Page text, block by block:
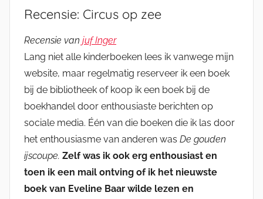
Recensie: Circus op zee
Recensie van juf Inger
Lang niet alle kinderboeken lees ik vanwege mijn
website, maar regelmatig reserveer ik een boek
bij de bibliotheek of koop ik een boek bij de
boekhandel door enthousiaste berichten op
sociale media. Één van die boeken die ik las door
het enthousiasme van anderen was De gouden
ijscoupe. Zelf was ik ook erg enthousiast en
toen ik een mail ontving of ik het nieuwste
boek van Eveline Baar wilde lezen en